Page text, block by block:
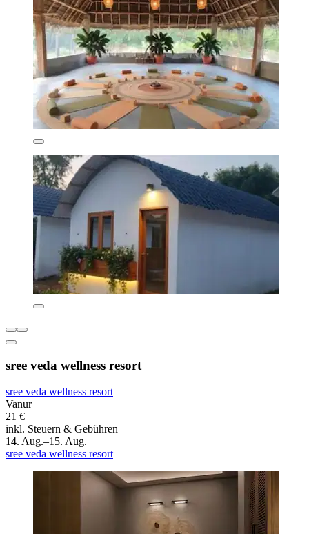
sree veda wellness resort
sree veda wellness resort
Vanur
21 €
inkl. Steuern & Gebühren
14. Aug.–15. Aug.
sree veda wellness resort